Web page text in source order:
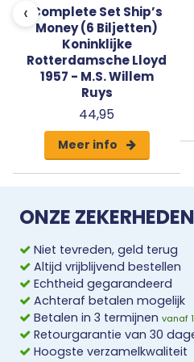
‹ Complete Set Ship’s
Money (6 Biljetten)
Koninklijke
Rotterdamsche Lloyd
1957 - M.S. Willem
Ruys
44,95
Meer info
ONZE ZEKERHEDEN
Niet tevreden, geld terug
Altijd vrijblijvend bestellen
Echtheid gegarandeerd
Achteraf betalen mogelijk
Betalen in 3 termijnen vanaf
Retourgarantie van 30
Hoogste verzamelkwaliteit